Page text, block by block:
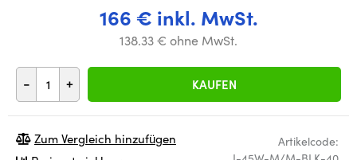
166 € inkl. MwSt.
138.33 € ohne MwSt.
- + KAUFEN
Artikelcode:
Zum Vergleich hinzufügen